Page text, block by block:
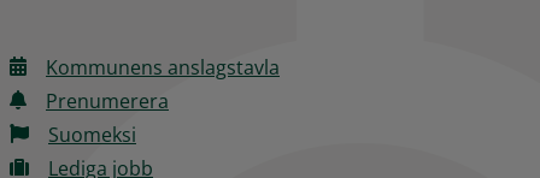
Kommunens anslagstavla
Prenumerera
Suomeksi
Lediga jobb